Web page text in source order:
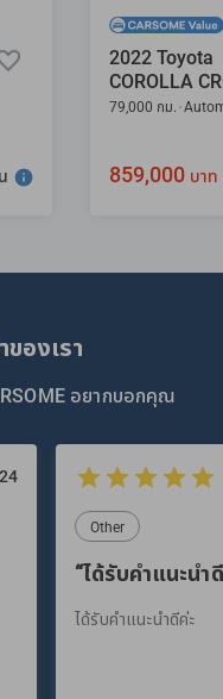
2022 Toyota
79,000 กม.
859,000 บาท
ของเรา
อยากบอกคุณ
Other
“ได้รับคำแนะนำ
ได้รับคำแนะนำดีค่ะ